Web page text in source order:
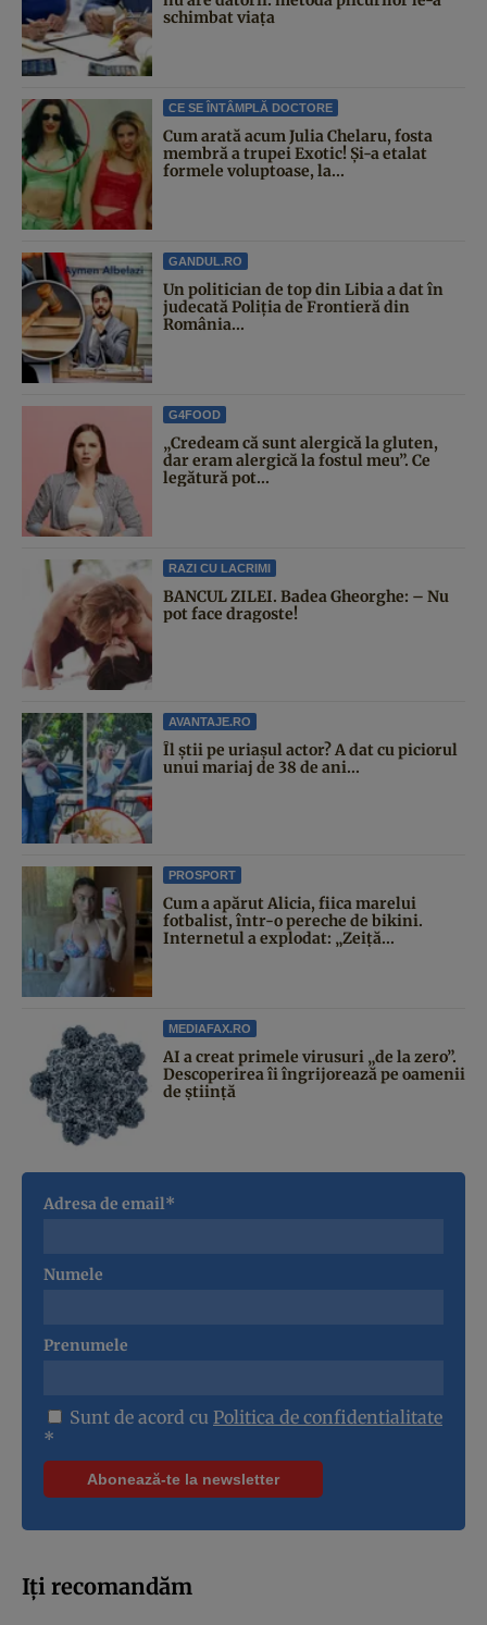
schimbat viața
CE SE ÎNTÂMPLĂ DOCTORE
Cum arată acum Julia Chelaru, fosta
membră a trupei Exotic! Și-a etalat
formele voluptoase, la...
GANDUL.RO
Un politician de top din Libia a dat în
judecată Poliția de Frontieră din
România...
G4FOOD
„Credeam că sunt alergică la gluten,
dar eram alergică la fostul meu”. Ce
legătură pot...
RAZI CU LACRIMI
BANCUL ZILEI. Badea Gheorghe: – Nu
pot face dragoste!
AVANTAJE.RO
Îl știi pe uriașul actor? A dat cu piciorul
unui mariaj de 38 de ani...
PROSPORT
Cum a apărut Alicia, fiica marelui
fotbalist, într-o pereche de bikini.
Internetul a explodat: „Zeiță...
MEDIAFAX.RO
AI a creat primele virusuri „de la zero”.
Descoperirea îi îngrijorează pe oamenii
de știință
Adresa de email*
Numele
Prenumele
Sunt de acord cu Politica de confidentialitate
*
Iți recomandăm